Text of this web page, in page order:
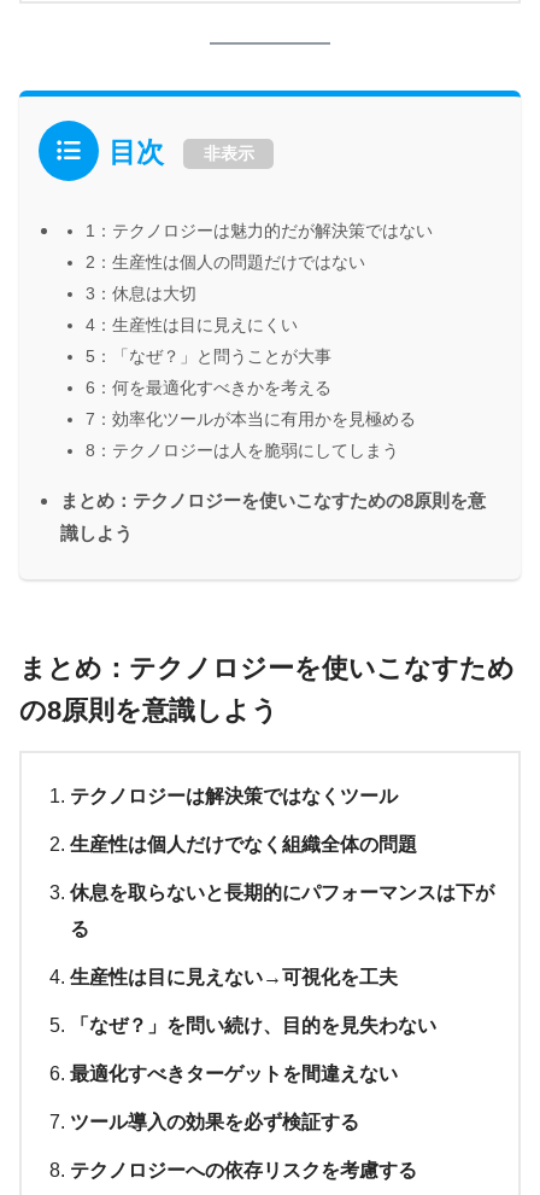
目次 非表示
1：テクノロジーは魅力的だが解決策ではない
2：生産性は個人の問題だけではない
3：休息は大切
4：生産性は目に見えにくい
5：「なぜ？」と問うことが大事
6：何を最適化すべきかを考える
7：効率化ツールが本当に有用かを見極める
8：テクノロジーは人を脆弱にしてしまう
まとめ：テクノロジーを使いこなすための8原則を意
識しよう
まとめ：テクノロジーを使いこなすため
の8原則を意識しよう
テクノロジーは解決策ではなくツール
生産性は個人だけでなく組織全体の問題
休息を取らないと長期的にパフォーマンスは下が
る
生産性は目に見えない→可視化を工夫
「なぜ？」を問い続け、目的を見失わない
最適化すべきターゲットを間違えない
ツール導入の効果を必ず検証する
テクノロジーへの依存リスクを考慮する